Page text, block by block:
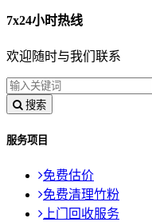
7x24小时热线
欢迎随时与我们联系
搜索
服务项目
免费估价
免费清理竹粉
上门回收服务